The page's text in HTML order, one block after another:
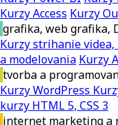
Kurzy Access Kurzy
grafika, web grafika,
Kurzy strihanie videa,
a modelovania Kurzy
tvorba a
Kurzy WordPress
kurzy HTML 5, CSS 3
internet marketing a